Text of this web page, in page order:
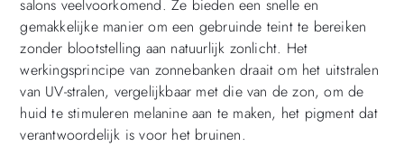
salons veelvoorkomend. Ze bieden een snelle en
gemakkelijke manier om een gebruinde teint te bereiken
zonder blootstelling aan natuurlijk zonlicht. Het
werkingsprincipe van zonnebanken draait om het uitstralen
van UV-stralen, vergelijkbaar met die van de zon, om de
huid te stimuleren melanine aan te maken, het pigment dat
verantwoordelijk is voor het bruinen.